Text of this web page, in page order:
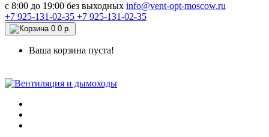
c 8:00 до 19:00 без выходных info@vent-opt-moscow.ru
+7 925-131-02-35 +7 925-131-02-35
0 0 р.
Ваша корзина пуста!